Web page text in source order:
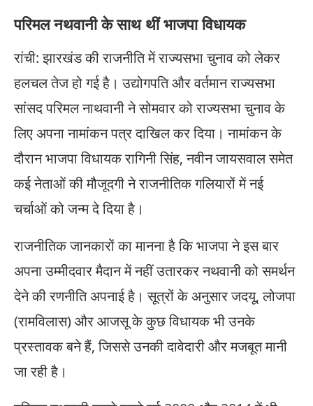
परिमल नथवानी के साथ थीं भाजपा विधायक
रांची: झारखंड की राजनीति में राज्यसभा चुनाव को लेकर
हलचल तेज हो गई है। उद्योगपति और वर्तमान राज्यसभा
सांसद परिमल नाथवानी ने सोमवार को राज्यसभा चुनाव के
लिए अपना नामांकन पत्र दाखिल कर दिया। नामांकन के
दौरान भाजपा विधायक रागिनी सिंह, नवीन जायसवाल समेत
कई नेताओं की मौजूदगी ने राजनीतिक गलियारों में नई
चर्चाओं को जन्म दे दिया है।
राजनीतिक जानकारों का मानना है कि भाजपा ने इस बार
अपना उम्मीदवार मैदान में नहीं उतारकर नथवानी को समर्थन
देने की रणनीति अपनाई है। सूत्रों के अनुसार जदयू, लोजपा
(रामविलास) और आजसू के कुछ विधायक भी उनके
प्रस्तावक बने हैं, जिससे उनकी दावेदारी और मजबूत मानी
जा रही है।